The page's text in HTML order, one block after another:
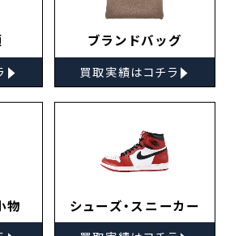
▸
ブランドバッグ
買取実績はコチラ ▸
物 シューズ・スニーカー